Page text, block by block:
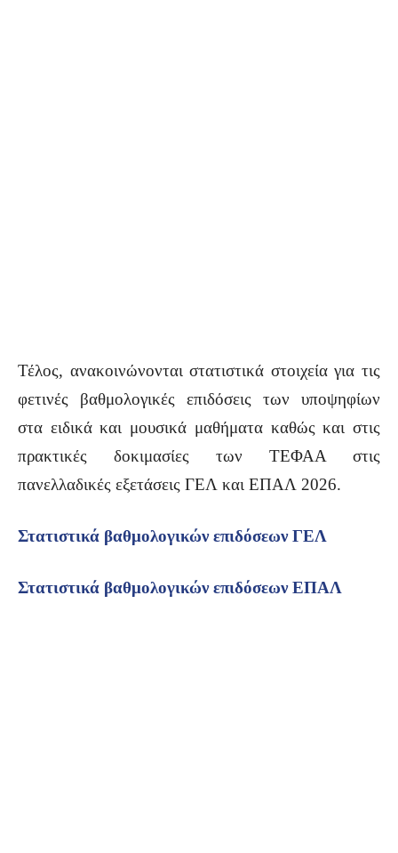
Τέλος, ανακοινώνονται στατιστικά στοιχεία για τις
φετινές βαθμολογικές επιδόσεις των υποψηφίων
στα ειδικά και μουσικά μαθήματα καθώς και στις
πρακτικές δοκιμασίες των ΤΕΦΑΑ στις
πανελλαδικές εξετάσεις ΓΕΛ και ΕΠΑΛ 2026.
Στατιστικά βαθμολογικών επιδόσεων ΓΕΛ
Στατιστικά βαθμολογικών επιδόσεων ΕΠΑΛ